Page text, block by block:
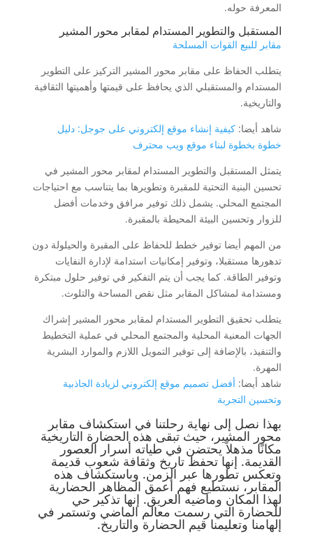
المعرفة حوله.
المستقبل والتطوير المستدام لمقابر محور المشير
مقابر للبيع القوات المسلحة
يتطلب الحفاظ على مقابر محور المشير التركيز على التطوير
المستدام والمستقبلي الذي يحافظ على قيمتها وأهميتها الثقافية
والتاريخية.
شاهد أيضا: كيفية إنشاء موقع إلكتروني على جوجل: دليل
خطوة بخطوة لبناء موقع ويب محترف
يتمثل المستقبل والتطوير المستدام لمقابر محور المشير في
تحسين البنية التحتية للمقبرة وتطويرها بما يتناسب مع احتياجات
المجتمع المحلي. يشمل ذلك توفير مرافق وخدمات أفضل
للزوار وتحسين البيئة المحيطة بالمقبرة.
من المهم أيضا توفير خطط للحفاظ على المقبرة والحيلولة دون
تدهورها مستقبلا، وتوفير إمكانيات استدامة لإدارة النفايات
وتوفير الطاقة. كما يجب أن يتم التفكير في توفير حلول مبتكرة
ومستدامة لمشاكل المقابر مثل نقص المساحة والتلوث.
يتطلب تحقيق التطوير المستدام لمقابر محور المشير إشراك
الجهات المعنية المحلية والمجتمع المحلي في عملية التخطيط
والتنفيذ، بالإضافة إلى توفير التمويل اللازم والموارد البشرية
المهرة.
شاهد أيضا: أفضل تصميم موقع إلكتروني لزيادة الجاذبية
وتحسين التجربة
بهذا نصل إلى نهاية رحلتنا في استكشاف مقابر
محور المشير، حيث تبقى هذه الحضارة التاريخية
مكانًا مذهلاً يحتضن في طياته أسرار العصور
القديمة. إنها تحفظ تاريخ وثقافة شعوب قديمة
وتعكس تطورها عبر الزمن. وباستكشاف هذه
المقابر، نستطيع فهم أعمق المظاهر الحضارية
لهذا المكان وماضيه العريق. إنها تذكير حي
للحضارة التي رسمت معالم الماضي وتستمر في
إلهامنا وتعليمنا قيم الحضارة والتاريخ.